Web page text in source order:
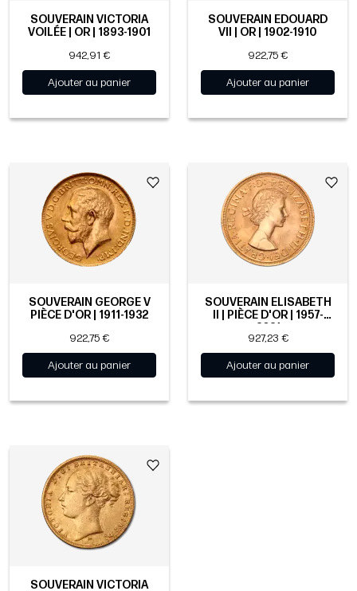
SOUVERAIN VICTORIA
VOILÉE | OR | 1893-1901
942,91 €
Ajouter au panier
SOUVERAIN EDOUARD
VII | OR | 1902-1910
922,75 €
Ajouter au panier
SOUVERAIN GEORGE V
PIÈCE D'OR | 1911-1932
922,75 €
Ajouter au panier
SOUVERAIN ELISABETH
II | PIÈCE D'OR | 1957-
2021
927,23 €
Ajouter au panier
SOUVERAIN VICTORIA